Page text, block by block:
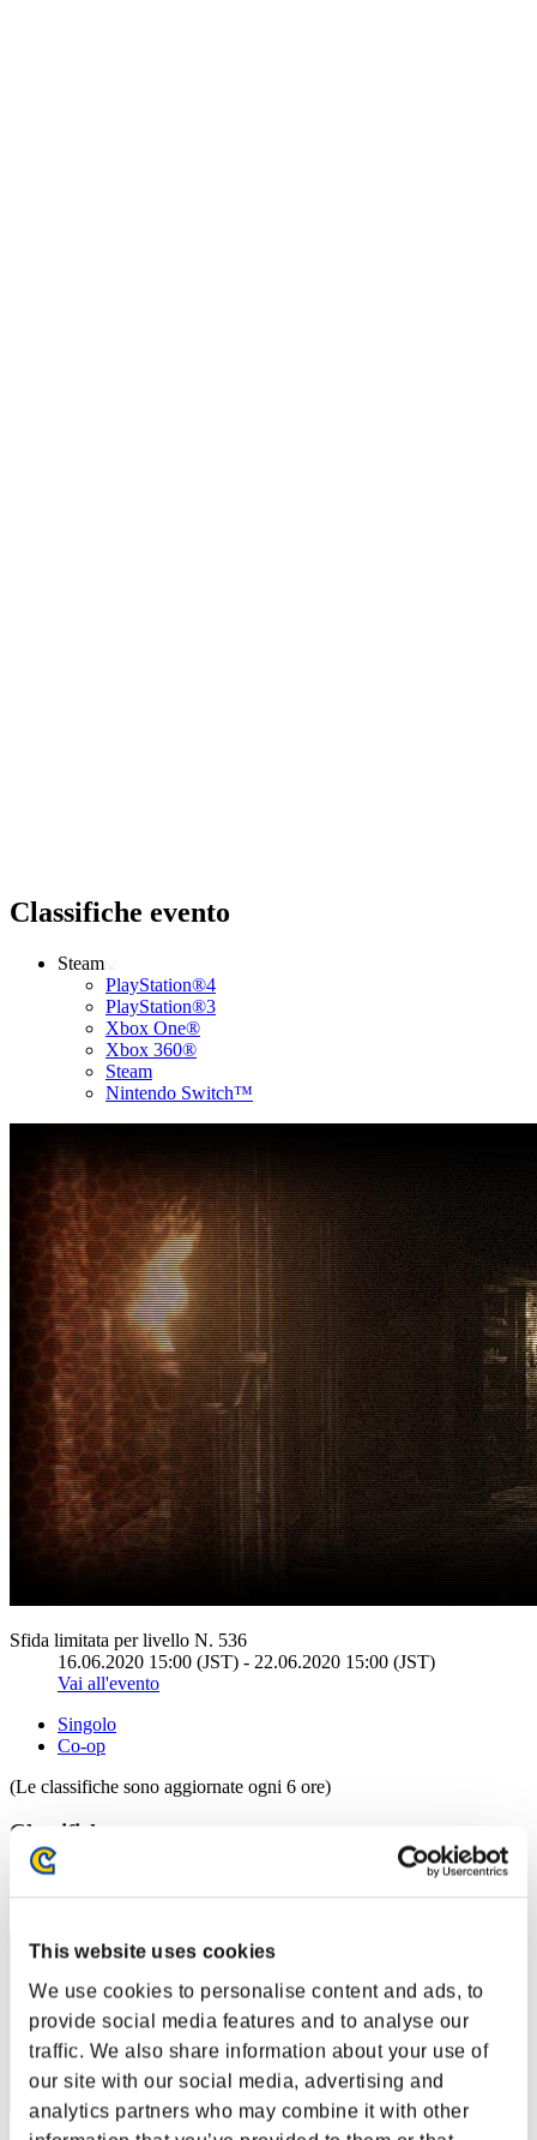
This website uses cookies
We use cookies to personalise content and ads, to
provide social media features and to analyse our
traffic. We also share information about your use of
our site with our social media, advertising and
analytics partners who may combine it with other
Classifiche evento
Steam
PlayStation®4
PlayStation®3
Xbox One®
Xbox 360®
Steam
Nintendo Switch™
Sfida limitata per livello N. 536
16.06.2020 15:00 (JST) - 22.06.2020 15:00 (JST)
Vai all'evento
Singolo
Co-op
(Le classifiche sono aggiornate ogni 6 ore)
Classifiche
Posizione
21